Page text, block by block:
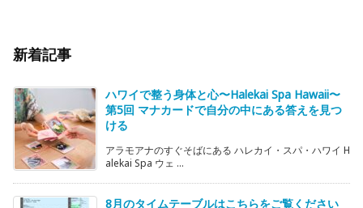
新着記事
ハワイで整う身体と心〜Halekai Spa Hawaii〜
第5回 マナカードで自分の中にある答えを見つ
ける
アラモアナのすぐそばにある ハレカイ・スパ・ハワイ H
alekai Spa ウェ ...
8月のタイムテーブルはこちらをご覧ください